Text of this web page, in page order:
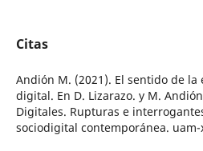
Citas
Andión M. (2021). El sentido de la
digital. En D. Lizarazo. y M.
Digitales. Rupturas e
sociodigital contemporánea. uam-